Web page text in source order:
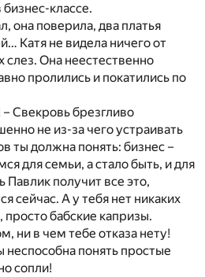
классе.
она поверила, два платья
Катя не видела ничего от
слез. Она неестественно
пролились и покатились по
Свекровь брезгливо
не из-за чего устраивать
ты должна понять: бизнес –
для семьи, а стало быть, и для
Павлик получит все это,
сейчас. А у тебя нет никаких
просто бабские капризы.
ни в чем тебе отказа нету!
неспособна понять простые
сопли!